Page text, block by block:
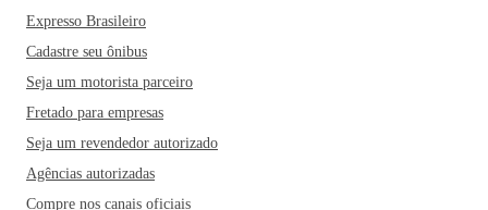
Expresso Brasileiro
Cadastre seu ônibus
Seja um motorista parceiro
Fretado para empresas
Seja um revendedor autorizado
Agências autorizadas
Compre nos canais oficiais